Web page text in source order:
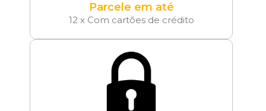
Parcele em até
12 x Com cartões de crédito